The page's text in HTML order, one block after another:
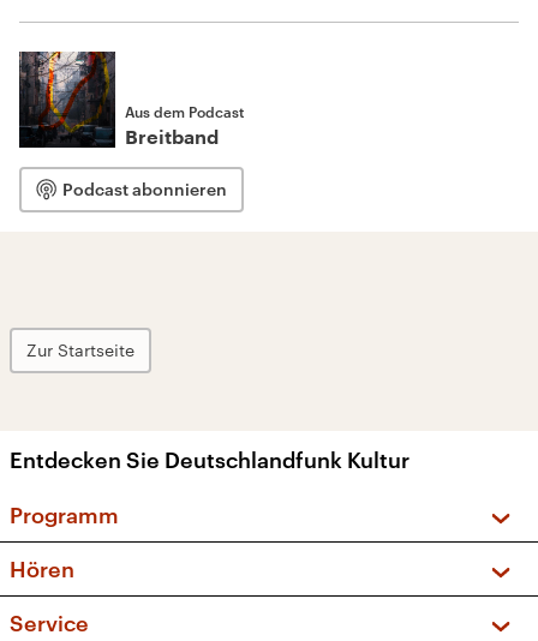
Aus dem Podcast
Breitband
Podcast abonnieren
Zur Startseite
Entdecken Sie Deutschlandfunk Kultur
Programm
Sendungen und Podcasts
Hören
Service